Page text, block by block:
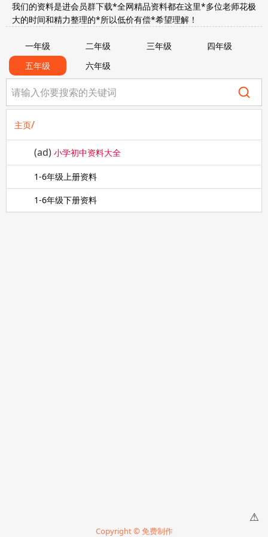
我们的资料是进会员群下载*全网精品资料都在这里*多位老师花极
大的时间和精力整理的*所以低价有偿*希望理解！
一年级 二年级 三年级
四年级
五年级
六年级
主页/
(ad) 小学初中资料大全
1-6年级上册资料
1-6年级下册资料
Copyright © 免费制作
⚠